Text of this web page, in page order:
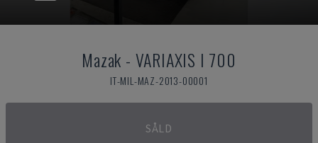
Mazak - VARIAXIS I 700
IT-MIL-MAZ-2013-00001
SÅLD